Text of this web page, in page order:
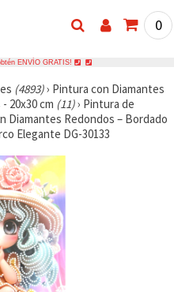
0
ENVÍO GRATIS!
(4893)› Pintura con Diamantes
20x30 cm (11)› Pintura de
Diamantes Redondos – Bordado
Elegante DG-30133